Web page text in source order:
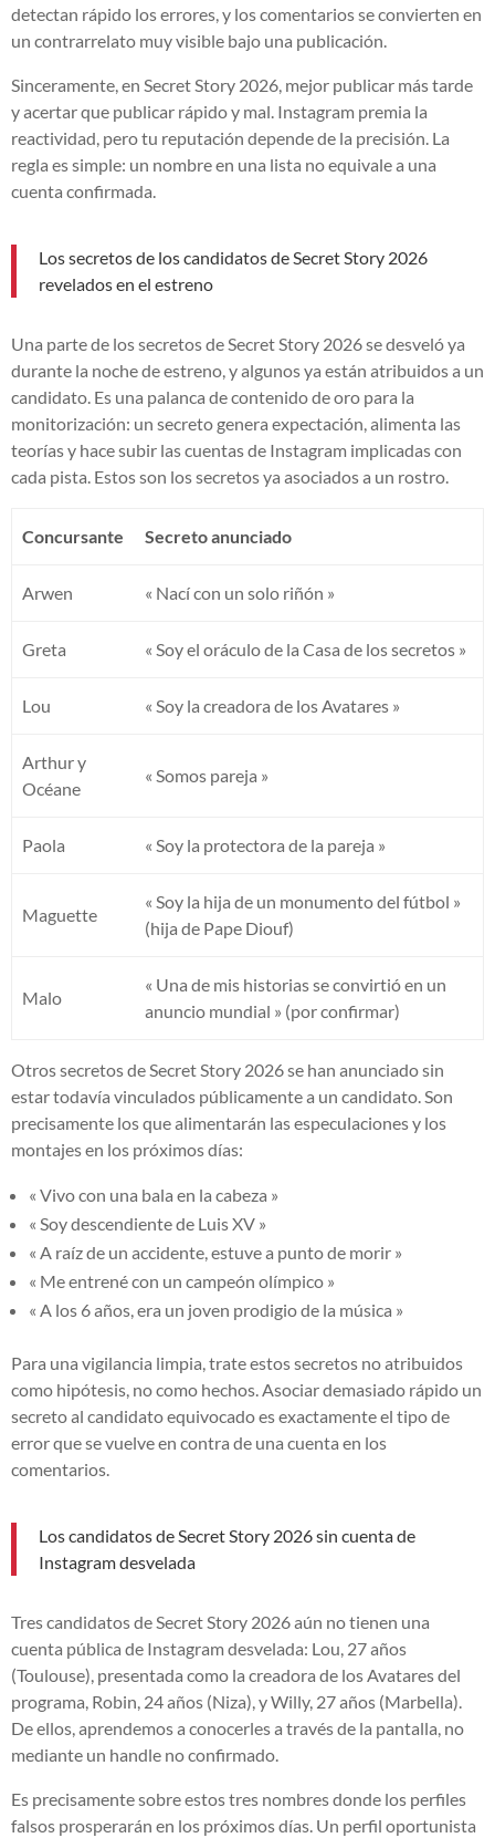
detectan rápido los errores, y los comentarios se convierten en
un contrarrelato muy visible bajo una publicación.
Sinceramente, en Secret Story 2026, mejor publicar más tarde
y acertar que publicar rápido y mal. Instagram premia la
reactividad, pero tu reputación depende de la precisión. La
regla es simple: un nombre en una lista no equivale a una
cuenta confirmada.
Los secretos de los candidatos de Secret Story 2026
revelados en el estreno
Una parte de los secretos de Secret Story 2026 se desveló ya
durante la noche de estreno, y algunos ya están atribuidos a un
candidato. Es una palanca de contenido de oro para la
monitorización: un secreto genera expectación, alimenta las
teorías y hace subir las cuentas de Instagram implicadas con
cada pista. Estos son los secretos ya asociados a un rostro.
Concursante Secreto anunciado
Arwen « Nací con un solo riñón »
Greta « Soy el oráculo de la Casa de los secretos »
Lou « Soy la creadora de los Avatares »
Arthur y
Océane
« Somos pareja »
Paola « Soy la protectora de la pareja »
Maguette
« Soy la hija de un monumento del fútbol »
(hija de Pape Diouf)
Malo
« Una de mis historias se convirtió en un
anuncio mundial » (por confirmar)
Otros secretos de Secret Story 2026 se han anunciado sin
estar todavía vinculados públicamente a un candidato. Son
precisamente los que alimentarán las especulaciones y los
montajes en los próximos días:
« Vivo con una bala en la cabeza »
« Soy descendiente de Luis XV »
« A raíz de un accidente, estuve a punto de morir »
« Me entrené con un campeón olímpico »
« A los 6 años, era un joven prodigio de la música »
Para una vigilancia limpia, trate estos secretos no atribuidos
como hipótesis, no como hechos. Asociar demasiado rápido un
secreto al candidato equivocado es exactamente el tipo de
error que se vuelve en contra de una cuenta en los
comentarios.
Los candidatos de Secret Story 2026 sin cuenta de
Instagram desvelada
Tres candidatos de Secret Story 2026 aún no tienen una
cuenta pública de Instagram desvelada: Lou, 27 años
(Toulouse), presentada como la creadora de los Avatares del
programa, Robin, 24 años (Niza), y Willy, 27 años (Marbella).
De ellos, aprendemos a conocerles a través de la pantalla, no
mediante un handle no confirmado.
Es precisamente sobre estos tres nombres donde los perfiles
falsos prosperarán en los próximos días. Un perfil oportunista